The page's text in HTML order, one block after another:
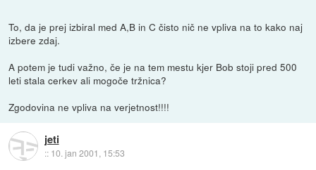
To, da je prej izbiral med A,B in C čisto nič ne vpliva na to kako naj
izbere zdaj.
A potem je tudi važno, če je na tem mestu kjer Bob stoji pred 500
leti stala cerkev ali mogoče tržnica?
Zgodovina ne vpliva na verjetnost!!!!
jeti
:: 10. jan 2001, 15:53